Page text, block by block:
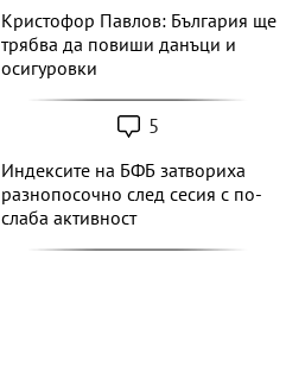
Кристофор Павлов: България ще
трябва да повиши данъци и
осигуровки
5
Индексите на БФБ затвориха
разнопосочно след сесия с по-
слаба активност